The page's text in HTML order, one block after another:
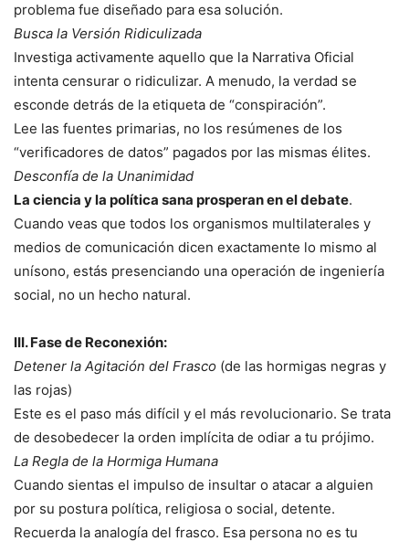
problema fue diseñado para esa solución.
Busca la Versión Ridiculizada
Investiga activamente aquello que la Narrativa Oficial
intenta censurar o ridiculizar. A menudo, la verdad se
esconde detrás de la etiqueta de “conspiración”.
Lee las fuentes primarias, no los resúmenes de los
“verificadores de datos” pagados por las mismas élites.
Desconfía de la Unanimidad
La ciencia y la política sana prosperan en el debate.
Cuando veas que todos los organismos multilaterales y
medios de comunicación dicen exactamente lo mismo al
unísono, estás presenciando una operación de ingeniería
social, no un hecho natural.
III. Fase de Reconexión:
Detener la Agitación del Frasco (de las hormigas negras y
las rojas)
Este es el paso más difícil y el más revolucionario. Se trata
de desobedecer la orden implícita de odiar a tu prójimo.
La Regla de la Hormiga Humana
Cuando sientas el impulso de insultar o atacar a alguien
por su postura política, religiosa o social, detente.
Recuerda la analogía del frasco. Esa persona no es tu